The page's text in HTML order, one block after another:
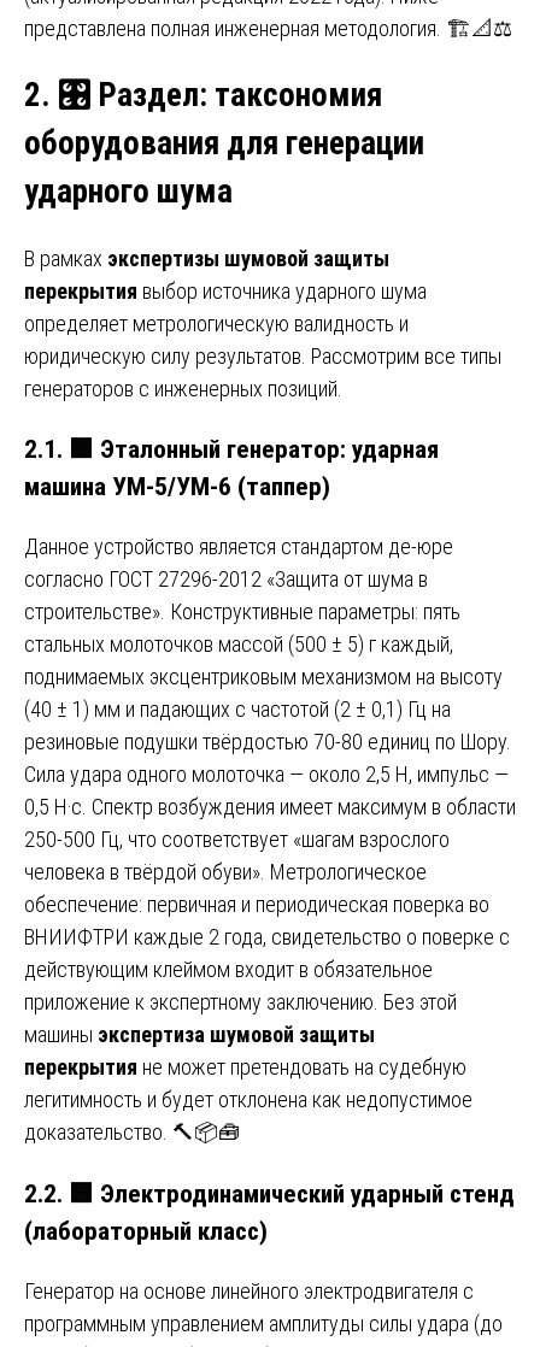
представлена полная инженерная методология. 🏗️📐⚖️
2. 🎛️ Раздел: таксономия
оборудования для генерации
ударного шума
В рамках экспертизы шумовой защиты
перекрытия выбор источника ударного шума
определяет метрологическую валидность и
юридическую силу результатов. Рассмотрим все типы
генераторов с инженерных позиций.
2.1.
Эталонный генератор: ударная
машина УМ-5/УМ-6 (таппер)
Данное устройство является стандартом де-юре
согласно ГОСТ 27296-2012 «Защита от шума в
строительстве». Конструктивные параметры: пять
стальных молоточков массой (500 ± 5) г каждый,
поднимаемых эксцентриковым механизмом на высоту
(40 ± 1) мм и падающих с частотой (2 ± 0,1) Гц на
резиновые подушки твёрдостью 70-80 единиц по Шору.
Сила удара одного молоточка — около 2,5 Н, импульс —
0,5 Н·с. Спектр возбуждения имеет максимум в области
250-500 Гц, что соответствует «шагам взрослого
человека в твёрдой обуви». Метрологическое
обеспечение: первичная и периодическая поверка во
ВНИИФТРИ каждые 2 года, свидетельство о поверке с
действующим клеймом входит в обязательное
приложение к экспертному заключению. Без этой
машины экспертиза шумовой защиты
перекрытия не может претендовать на судебную
легитимность и будет отклонена как недопустимое
доказательство. 🔨📦🧰
2.2. 🟩 Электродинамический ударный стенд
(лабораторный класс)
Генератор на основе линейного электродвигателя с
программным управлением амплитуды силы удара (до